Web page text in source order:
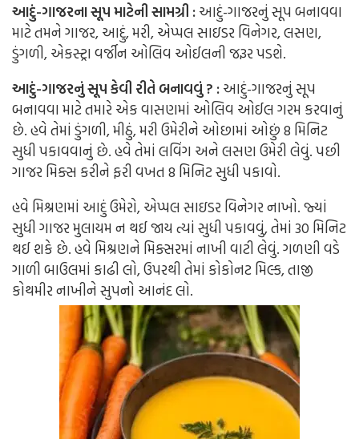
આદું-ગાજરના સૂપ માટેની સામગ્રી :આદું-ગાજરનું સૂપ બનાવવા
માટે તમને ગાજર, આદું, મરી, એપ્પલ સાઇડર વિનેગર, લસણ,
ડુંગળી, એકસ્ટ્રા વર્જીન ઓલિવ ઓઈલની જરૂર પડશે.
આદું-ગાજરનું સૂપ કેવી રીતે બનાવવું ? :આદું-ગાજરનું સૂપ
બનાવવા માટે તમારે એક વાસણમાં ઓલિવ ઓઈલ ગરમ કરવાનું
છે. હવે તેમાં ડુંગળી, મીઠું, મરી ઉમેરીને ઓછામાં ઓછું 8 મિનિટ
સુધી પકાવવાનું છે. હવે તેમાં લવિંગ અને લસણ ઉમેરી લેવું. પછી
ગાજર મિક્સ કરીને ફરી વખત 8 મિનિટ સુધી પકાવો.
હવે મિશ્રણમાં આદું ઉમેરો, એપ્પલ સાઇડર વિનેગર નાખો. જ્યાં
સુધી ગાજર મુલાયમ ન થઈ જાય ત્યાં સુધી પકાવવું, તેમાં 30 મિનિટ
થઈ શકે છે. હવે મિશ્રણને મિક્સરમાં નાખી વાટી લેવું. ગળણી વડે
ગાળી બાઉલમાં કાઢી લો, ઉપરથી તેમાં કોકોનટ મિલ્ક, તાજી
કોથમીર નાખીને સુપનો આનંદ લો.